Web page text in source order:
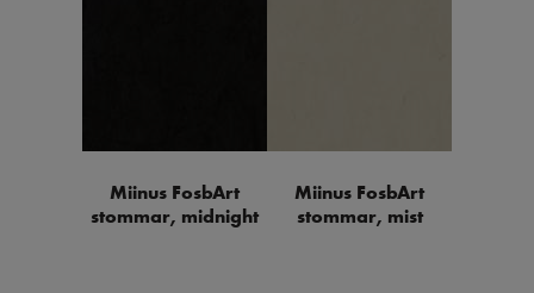
Miinus FosbArt
stommar, midnight
Miinus FosbArt
stommar, mist